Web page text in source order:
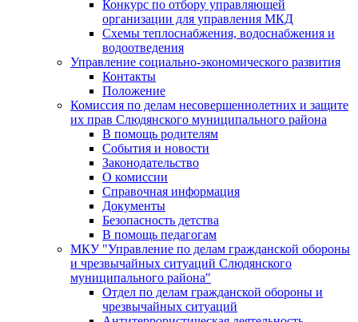
Конкурс по отбору управляющей
организации для управления МКД
Схемы теплоснабжения, водоснабжения и
водоотведения
Управление социально-экономического развития
Контакты
Положение
Комиссия по делам несовершеннолетних и защите
их прав Слюдянского муниципального района
В помощь родителям
События и новости
Законодательство
О комиссии
Справочная информация
Документы
Безопасность детства
В помощь педагогам
МКУ "Управление по делам гражданской обороны
и чрезвычайных ситуаций Слюдянского
муниципального района"
Отдел по делам гражданской обороны и
чрезвычайных ситуаций